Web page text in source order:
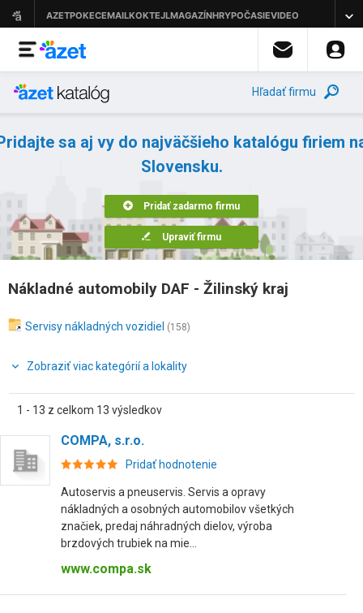
Hľadať firmu
sa aj vy do najväčšieho katalógu firiem
Slovensku.
Pridať zadarmo firmu
Upraviť firmu
Nákladné automobily DAF - Žilinský kraj
Servisy nákladných vozidiel (158)
Zobraziť viac kategórií a lokality
1 - 13 z celkom 13 výsledkov
COMPA, s.r.o.
Pridať hodnotenie
Autoservis a pneuservis. Servis a opravy
nákladných a osobných automobilov všetkých
značiek, predaj náhradných dielov, výroba
brzdových trubiek na mie...
www.compa.sk